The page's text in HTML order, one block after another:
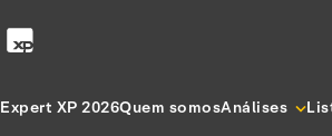
Expert XP 2026Quem somosAnálises